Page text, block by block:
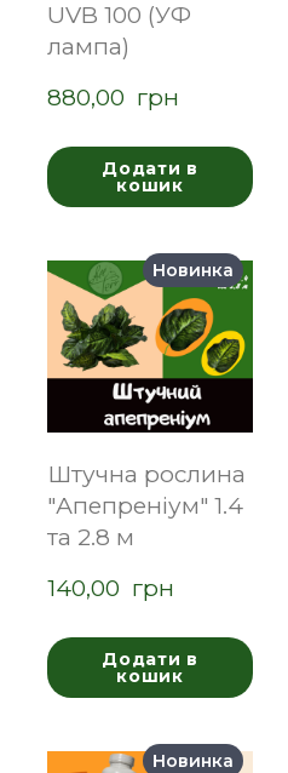
UVB 100 (УФ
лампа)
880,00  грн
Додати в
кошик
Новинка
Штучна рослина
"Апепреніум" 1.4
та 2.8 м
140,00  грн
Додати в
кошик
Новинка